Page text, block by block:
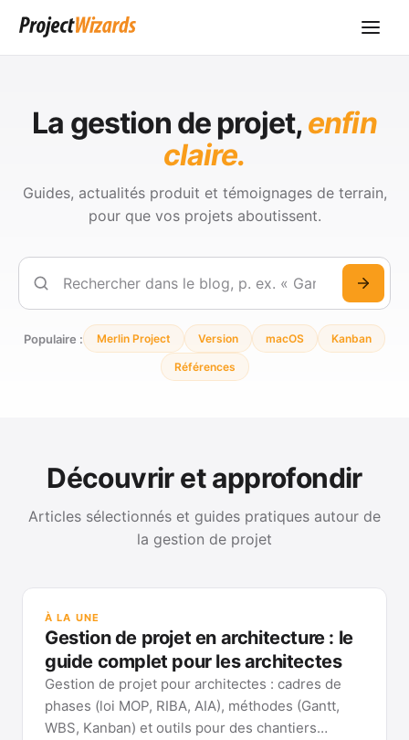
La gestion de projet,enfin
claire.
Guides, actualités produit et témoignages de terrain,
pour que vos projets aboutissent.
Rechercher
Populaire : Merlin Project Version macOS Kanban
Références
Découvrir et approfondir
Articles sélectionnés et guides pratiques autour de
la gestion de projet
À LA UNE
Gestion de projet en architecture : le
guide complet pour les architectes
Gestion de projet pour architectes : cadres de
phases (loi MOP, RIBA, AIA), méthodes (Gantt,
WBS, Kanban) et outils pour des chantiers